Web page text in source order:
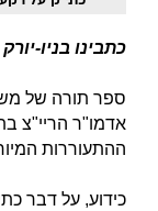
כתבינו בניו-יורק
ספר תורה של
אדמו"ר הריי"צ
ההתעוררות
כידוע, על דבר